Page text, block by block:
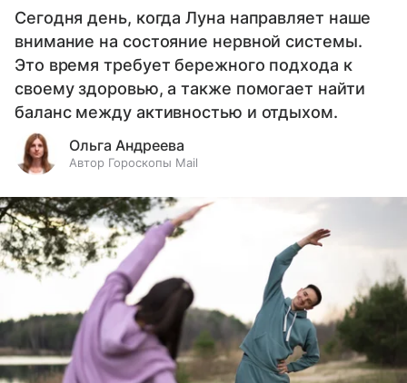
Сегодня день, когда Луна направляет наше
внимание на состояние нервной системы.
Это время требует бережного подхода к
своему здоровью, а также помогает найти
баланс между активностью и отдыхом.
Ольга Андреева
Автор Гороскопы Mail